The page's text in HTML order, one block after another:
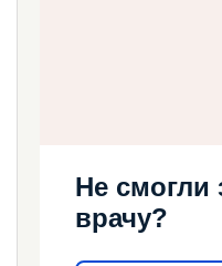
Не смогли
врачу?